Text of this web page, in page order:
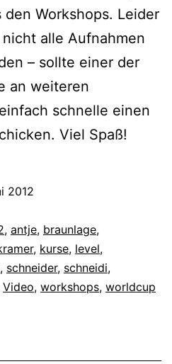
Workshops. Leider
alle Aufnahmen
– sollte einer der
an weiteren
schnelle einen
Viel Spaß!
2012
, antje, braunlage,
, kurse, level,
, schneider, schneidi,
Video, workshops, worldcup